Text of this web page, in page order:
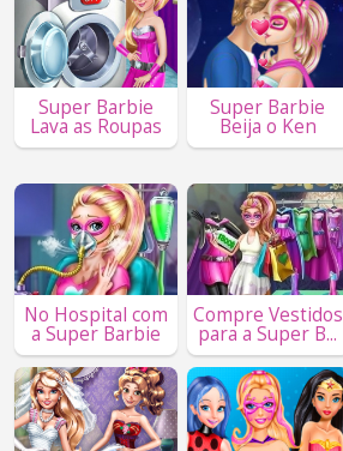
Super Barbie
Lava as Roupas
Super Barbie
Beija o Ken
No Hospital com
a Super Barbie
Compre Vestidos
para a Super B...